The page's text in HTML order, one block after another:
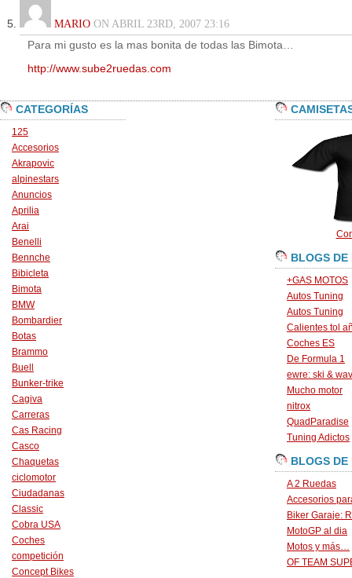
MARIO ON ABRIL 23RD, 2007 23:16
Para mi gusto es la mas bonita de todas las Bimota…
http://www.sube2ruedas.com
CATEGORÍAS
125
Accesorios
Akrapovic
alpinestars
Anuncios
Aprilia
Arai
Benelli
Bennche
Bibicleta
Bimota
BMW
Bombardier
Botas
Brammo
Buell
Bunker-trike
Cagiva
Carreras
Cas Racing
Casco
Chaquetas
ciclomotor
Ciudadanas
Classic
Cobra USA
Coches
competición
Concept Bikes
BLOGS DE
+GAS MOTOS
Autos Tuning
Autos Tuning
Calientes tol
Coches ES
De Formula 1
ewre: ski &
Mucho motor
nitrox
QuadParadise
Tuning Adictos
BLOGS DE
A 2 Ruedas
Accesorios
Biker Garaje:
MotoGP al dia
Motos y más…
OF TEAM